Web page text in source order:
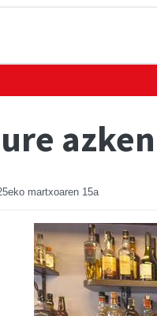
martxoaren 15a